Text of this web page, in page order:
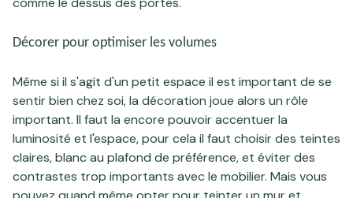
Décorer pour optimiser les volumes
Même si il s'agit d'un petit espace il est important de se
sentir bien chez soi, la décoration joue alors un rôle
important. Il faut la encore pouvoir accentuer la
luminosité et l'espace, pour cela il faut choisir des teintes
claires, blanc au plafond de préférence, et éviter des
contrastes trop importants avec le mobilier. Mais vous